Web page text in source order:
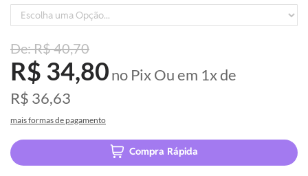
R$ 40,70
R$ 34,80no PixOu em 1xde
R$ 36,63
mais formas de pagamento
Compra Rápida